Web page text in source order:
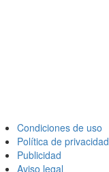
Condiciones de uso
Política de privacidad
Publicidad
Aviso legal